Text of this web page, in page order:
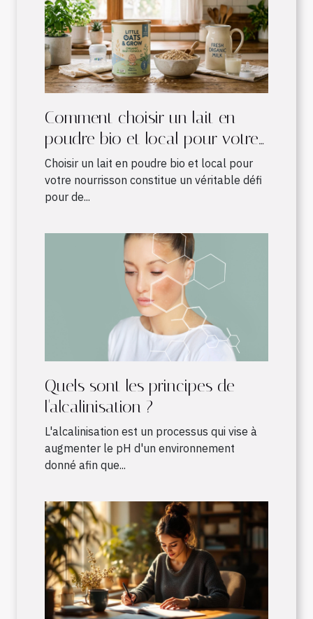
Comment choisir un lait en
poudre bio et local pour votre
nourrisson ?
Choisir un lait en poudre bio et local pour
votre nourrisson constitue un véritable défi
pour de...
Quels sont les principes de
l'alcalinisation ?
L'alcalinisation est un processus qui vise à
augmenter le pH d'un environnement
donné afin que...